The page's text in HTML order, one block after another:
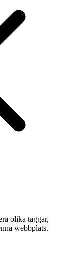
olika taggar,
webbplats.